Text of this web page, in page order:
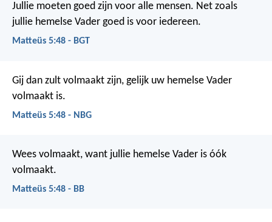
Jullie moeten goed zijn voor alle mensen. Net zoals
jullie hemelse Vader goed is voor iedereen.
Matteüs 5:48 - BGT
Gij dan zult volmaakt zijn, gelijk uw hemelse Vader
volmaakt is.
Matteüs 5:48 - NBG
Wees volmaakt, want jullie hemelse Vader is óók
volmaakt.
Matteüs 5:48 - BB